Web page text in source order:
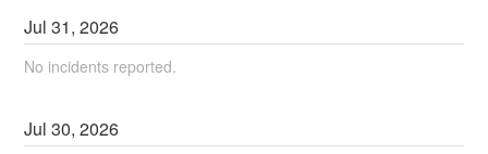
Jul31,2026
No incidents reported.
Jul30,2026